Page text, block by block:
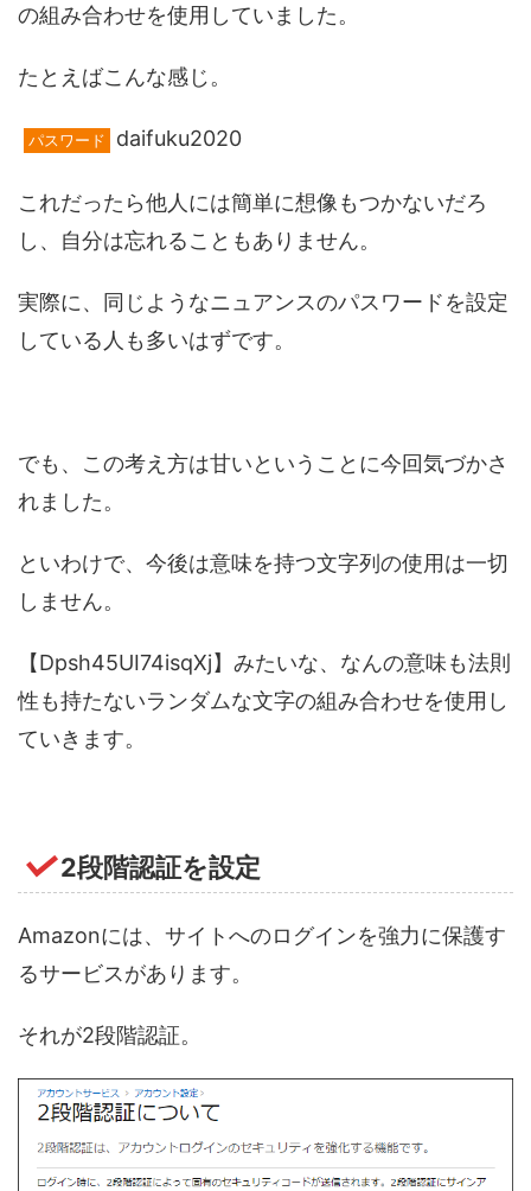
の組み合わせを使用していました。
たとえばこんな感じ。
パスワード daifuku2020
これだったら他人には簡単に想像もつかないだろ
し、自分は忘れることもありません。
実際に、同じようなニュアンスのパスワードを設定
している人も多いはずです。
でも、この考え方は甘いということに今回気づかさ
れました。
といわけで、今後は意味を持つ文字列の使用は一切
しません。
【Dpsh45UI74isqXj】みたいな、なんの意味も法則
性も持たないランダムな文字の組み合わせを使用し
ていきます。
2段階認証を設定
Amazonには、サイトへのログインを強力に保護す
るサービスがあります。
それが2段階認証。